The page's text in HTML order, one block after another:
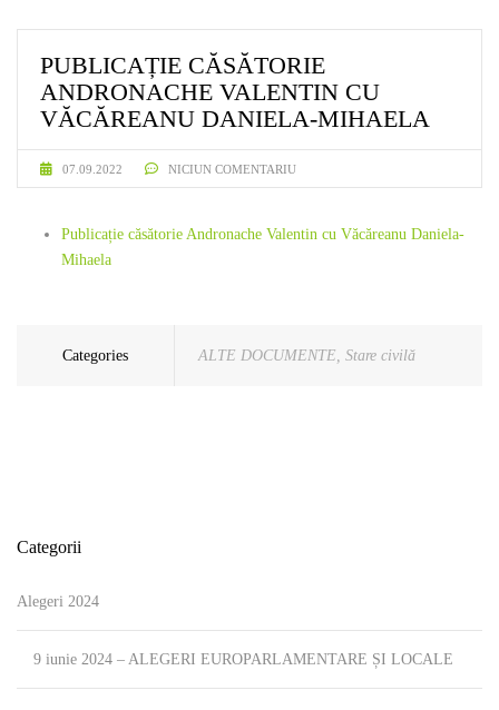
PUBLICAȚIE CĂSĂTORIE
ANDRONACHE VALENTIN CU
VĂCĂREANU DANIELA-MIHAELA
07.09.2022 NICIUN COMENTARIU
Publicație căsătorie Andronache Valentin cu Văcăreanu Daniela-
Mihaela
Categories ALTE DOCUMENTE, Stare civilă
Categorii
Alegeri 2024
9 iunie 2024 – ALEGERI EUROPARLAMENTARE ȘI LOCALE